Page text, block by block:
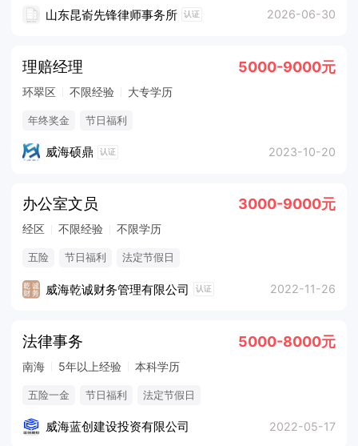
山东昆嵛先锋律师事务所 认证 2026-06-30
理赔经理 5000-9000元
环翠区 不限经验 大专学历
年终奖金 节日福利
威海硕鼎 认证 2023-10-20
办公室文员 3000-9000元
经区 不限经验 不限学历
五险 节日福利 法定节假日
威海乾诚财务管理有限公司 认证 2022-11-26
法律事务 5000-8000元
南海 5年以上经验 本科学历
五险一金 节日福利 法定节假日
威海蓝创建设投资有限公司 2022-05-17